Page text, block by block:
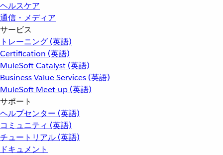
ヘルスケア
通信・メディア
サービス
トレーニング (英語)
Certification (英語)
MuleSoft Catalyst (英語)
Business Value Services (英語)
MuleSoft Meet-up (英語)
サポート
ヘルプセンター (英語)
コミュニティ (英語)
チュートリアル (英語)
ドキュメント